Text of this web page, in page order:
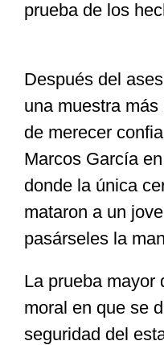
prueba de los
Después del
una muestra
de merecer
Marcos García
donde la única
mataron a un
pasárseles la
La prueba mayor
moral en que se
seguridad del